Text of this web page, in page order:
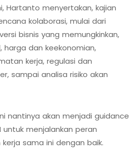
Hartanto menyertakan, kajian
kolaborasi, mulai dari
bisnis yang memungkinkan,
harga dan keekonomian,
kerja, regulasi dan
sampai analisa risiko akan
nantinya akan menjadi guidance
untuk menjalankan peran
sama ini dengan baik.